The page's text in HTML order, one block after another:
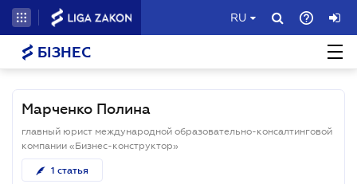
RU
БІЗНЕС
Марченко Полина
главный юрист международной образовательно-консалтинговой
компании «Бизнес-конструктор»
1 статья